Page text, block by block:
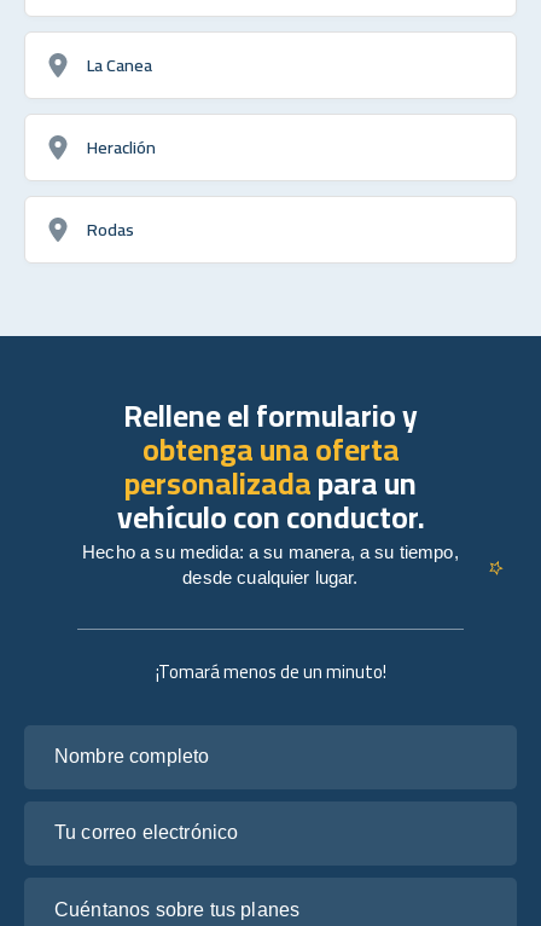
La Canea
Heraclión
Rodas
¡Tomará menos de un minuto!
Rellene el formulario y
obtenga una oferta
personalizadapara un
vehículo con conductor.
Hecho a su medida: a su manera, a su tiempo,
desde cualquier lugar.